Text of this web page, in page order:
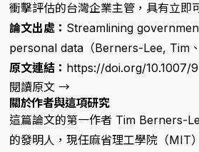
衝擊評估的台灣企業主管，具有立即
論文出處： Streamlining
personal data（Berners-Lee, Tim
原文連結： https://doi.org/10.1007/
閱讀原文 →
關於作者與這項研究
這篇論文的第一作者 Tim Berners-
的發明人，現任麻省理工學院（MIT